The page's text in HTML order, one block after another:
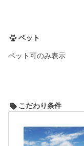
ペット
ペット可のみ表示
こだわり条件